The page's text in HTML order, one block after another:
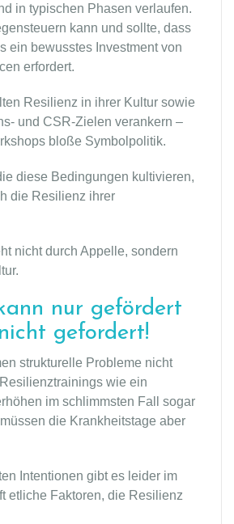
in typischen Phasen verlaufen.
kann und sollte, dass
ein bewusstes Investment von
erfordert.
Resilienz in ihrer Kultur sowie
und CSR-Zielen verankern –
bloße Symbolpolitik.
diese Bedingungen kultivieren,
die Resilienz ihrer
nicht durch Appelle, sondern
nur gefördert
gefordert!
strukturelle Probleme nicht
wie ein
im schlimmsten Fall sogar
die Krankheitstage aber
Intentionen gibt es leider im
etliche Faktoren, die Resilienz